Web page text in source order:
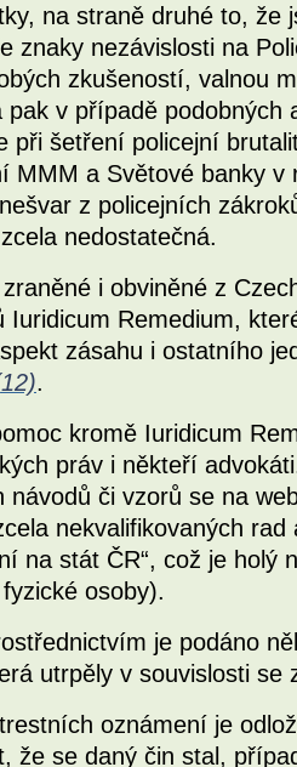
na straně druhé to, že
znaky nezávislosti na
zkušeností, valnou
pak v případě
při šetření policejní
MMM a Světové banky v
z policejních
nedostatečná.
i obviněné z
Iuridicum Remedium,
zásahu i ostatního
.
kromě Iuridicum
práv i někteří
návodů či vzorů se na
nekvalifikovaných
na stát ČR“, což je holý
osoby).
je podáno
utrpěly v souvislosti se
oznámení je
že se daný čin stal,